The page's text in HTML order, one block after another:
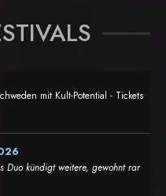
mit Kult-Potential - Tickets
Duo kündigt weitere, gewohnt rar